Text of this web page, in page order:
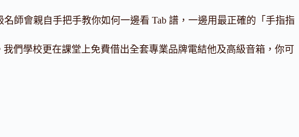
師會親自手把手教你如何一邊看 Tab 譜，一邊用最正確的「手指指
們學校更在課堂上免費借出全套專業品牌電結他及高級音箱，你可